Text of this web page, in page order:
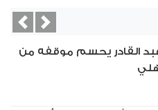
القادر يحسم موقفه من
Next